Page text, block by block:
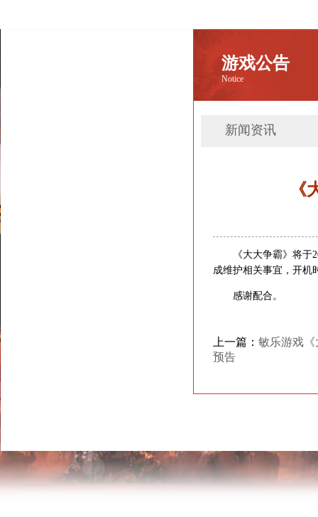
游戏公告
Notice
新闻资讯
《大大争霸》将于
成维护相关事宜，开机
感谢配合。
上一篇： 敏乐游戏《
预告